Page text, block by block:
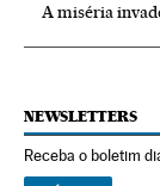
A miséria
NEWSLETTERS
Receba o boletim